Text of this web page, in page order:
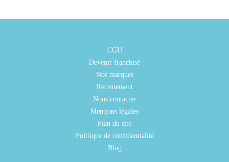
CGU
Devenir franchisé
Nos marques
Recrutement
Nous contacter
Mentions légales
Plan du site
Politique de confidentialité
Blog